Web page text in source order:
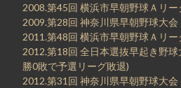
2008.第45回 横浜市早朝野球Ａリー
2009.第28回 神奈川県早朝野球大会
2011.第48回 横浜市早朝野球Ａリー
2012.第18回 全日本選抜早起き野球
勝0敗で予選リーグ敗退)
2012.第31回 神奈川県早朝野球大会